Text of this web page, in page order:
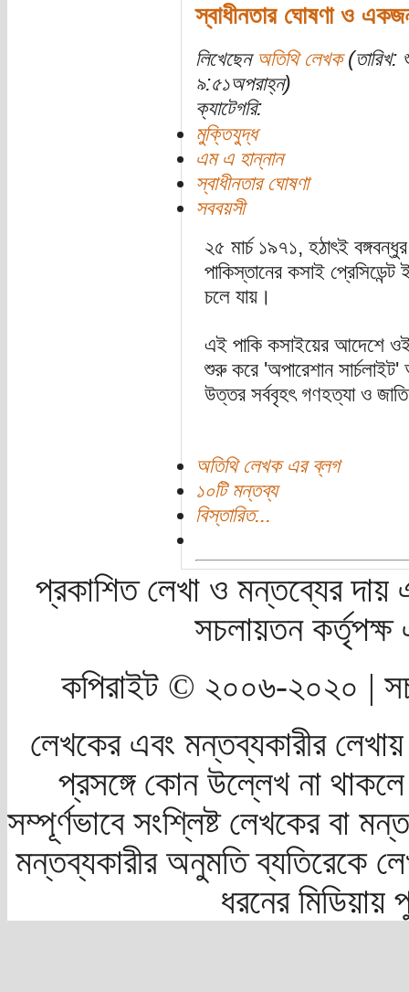
স্বাধীনতার ঘোষণা ও
লিখেছেন অতিথি লেখক(তারিখ:
৯:৫১অপরাহ্ন)
ক্যাটেগরি:
মুক্তিযুদ্ধ
এম এ হান্নান
স্বাধীনতার ঘোষণা
সববয়সী
২৫ মার্চ ১৯৭১, হঠাৎই
পাকিস্তানের কসাই প্রেসিডেন্ট
চলে যায়।
এই পাকি কসাইয়ের আদেশে ওই
শুরু করে 'অপারেশান
উত্তর সর্ববৃহৎ গণহত্যা ও
অতিথি লেখক এর ব্লগ
১০টি মন্তব্য
বিস্তারিত...
প্রকাশিত লেখা ও মন্তব্যের দায়
সচলায়তন
কপিরাইট © ২০০৬-২০২০ |
লেখকের এবং মন্তব্যকারীর
প্রসঙ্গে কোন উল্লেখ না
সম্পূর্ণভাবে সংশ্লিষ্ট লেখকের বা
মন্তব্যকারীর অনুমতি ব্যতিরেকে
ধরনের মিডিয়ায়